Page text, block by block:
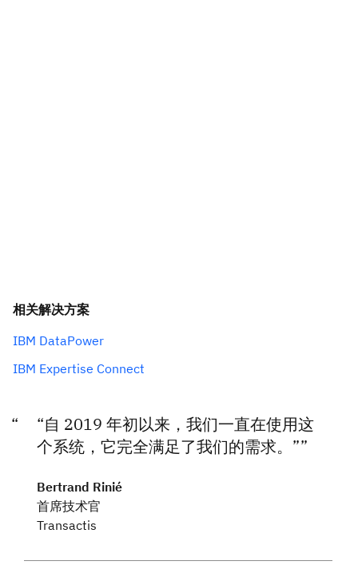
相关解决方案
IBM DataPower
IBM Expertise Connect
“自 2019 年初以来，我们一直在使用这
个系统，它完全满足了我们的需求。”
Bertrand Rinié
首席技术官
Transactis